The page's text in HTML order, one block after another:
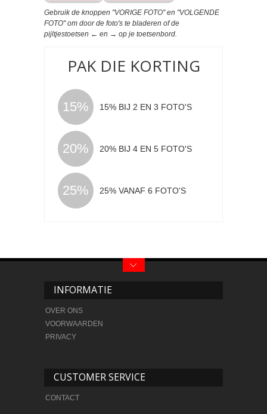
Gebruik de knoppen "VORIGE FOTO" en "VOLGENDE
FOTO" om door de foto's te bladeren of de
pijltjestoetsen ← en → op je toetsenbord.
PAK DIE KORTING
15% 15% BIJ 2 EN 3 FOTO'S
20% 20% BIJ 4 EN 5 FOTO'S
25% 25% VANAF 6 FOTO'S
INFORMATIE
OVER ONS
VOORWAARDEN
PRIVACY
CUSTOMER SERVICE
CONTACT